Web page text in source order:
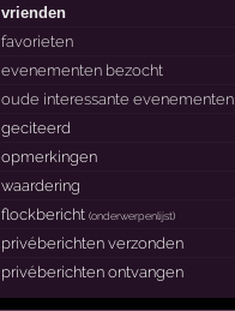
vrienden
favorieten
evenementen bezocht
oude interessante evenementen
geciteerd
opmerkingen
waardering
flockbericht(onderwerpenlijst)
privéberichten verzonden
privéberichten ontvangen